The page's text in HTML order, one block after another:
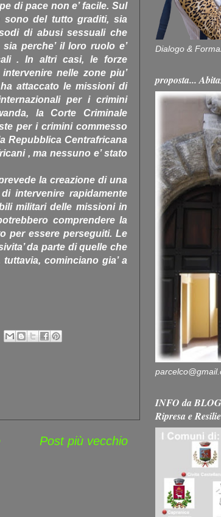
di pace non e’ facile. Sul
sono del tutto graditi, sia
di abusi sessuali che
perche’ il loro ruolo e’
. In altri casi, le forze
nelle zone piu’
attaccato le missioni di
per i crimini
la Corte Criminale
per i crimini commesso
Repubblica Centrafricana
, ma nessuno e’ stato
la creazione di una
intervenire rapidamente
militari delle missioni in
comprendere la
per essere perseguiti. Le
da parte di quelle che
cominciano gia’ a
Post più vecchio
Dialogo &
proposta...
INFO da
Ripresa e